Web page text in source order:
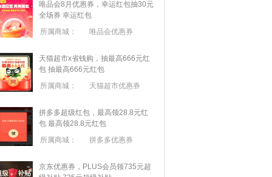
唯品会8月优惠券，幸运红包抽30元
全场券 幸运红包
所属商城：
唯品会优惠券
天猫超市x省钱购，抽最高666元红
包 抽最高666元红包
所属商城：
天猫超市优惠券
拼多多超级红包，最高领28.8元红
包 最高领28.8元红包
所属商城：
拼多多优惠券
京东优惠券，PLUS会员领735元超